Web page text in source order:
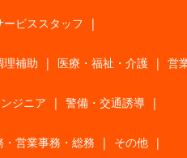
ービススタッフ |
理補助 | 医療・福祉・介護 | 営
ジニア | 警備・交通誘導 |
・営業事務・総務 | その他 |